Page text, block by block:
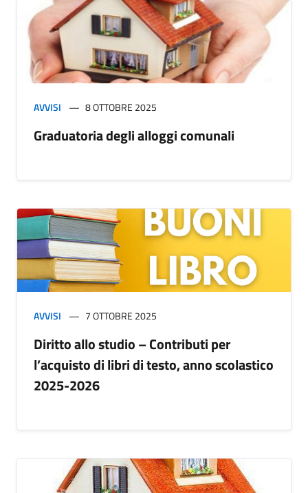
AVVISI 8 OTTOBRE 2025
Graduatoria degli alloggi comunali
AVVISI 7 OTTOBRE 2025
Diritto allo studio – Contributi per
l’acquisto di libri di testo, anno scolastico
2025-2026